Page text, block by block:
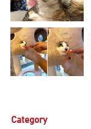
Category